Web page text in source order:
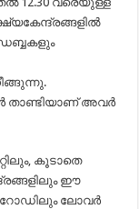
താണ്ടിയാണ് അവർ
കൂടാതെ
ഈ
റോഡിലും ലോവർ